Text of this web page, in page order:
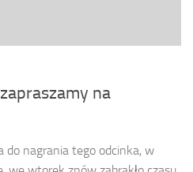
na
do nagrania tego odcinka, w